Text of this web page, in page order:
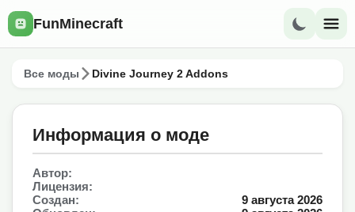
FunMinecraft
Все моды Divine Journey 2 Addons
Информация о моде
Автор:
Лицензия:
Создан:
9 августа 2026